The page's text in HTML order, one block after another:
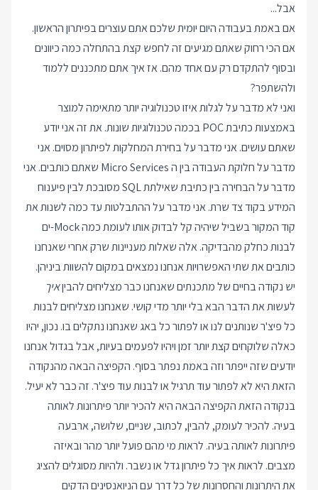
אבל...
אם באמת בעבודה היום יומית שלכם אתם עוצרים בפיתרון הראשון.
אם הכי רחוק שאתם מגיעים זה לחפש קצת בהתחלה כמה כיוונים
ובסוף להתקדם רק עם אחד מהם. אז איך אתם מתכננים ללמוד
ולהשתפר?
ואני לא מדבר על לגלות איזו טכנולוגיה יותר מתאימה למוצר
באמצעות כתיבת POC בכמה טכנולוגיות שונות. את זה אני יודע
שאתם עושים. אני מדבר על בחירת המחלקות לפיתרון מסוים. אני
מדבר על חלוקת העבודה בין ה Micro Services שאתם כותבים. אני
מדבר על הבחירה בין כתיבת שאילתת SQL מסובכת לבין פיענוח
המידע בקוד צד שרת. אני מדבר על ההתבלטות עד כמה לשנות את
קוד המקור בשביל שיהיה קל לבדוק אותו לעומת כמה Mock-ים
לבנות כחלק מהבדיקה. אלה שאלות מעניינות שרק אחרי שאנחנו
כותבים את שתי האפשרויות אנחנו נמצאים במקום להשוות ביניהן.
יש נקודה בחיים של מתכנתים שאנחנו כבר מצליחים להביןאיך
לעשות את הדבר הבא בלי יותר מדי קושי. שאנחנו מצליחים לבנות
כל פיצ'ר שנותנים לנו או לפתור כל באג שאנחנו נתקלים בו. נכון, יהיו
כאלה שלוקחים קצת יותר זמן ויהיו לפעמים בעיות, אבל בגדול אנחנו
יודעים שזה ייפתר וזה באמת נפתר בסוף. הקפיצה הבאה מהנקודה
הזאת היא לא לפתור עוד תרגיל או לבנות עוד פיצ'ר. זה כבר לא יעיל.
בנקודה הזאת הקפיצה הבאה היא להכיר יותר פיתרונות לאותה
בעיה. להכיר לעומק, להבין, לכתוב, שניים, שלושה, ארבעה
פיתרונות לאותה בעיה. לראות מי מהם פועל יותר מהר ובאיזה
מצבים. לראות איך כל פיתרון גדל או נשבר. ולהיות מסוגלים להציג
את היתרונות והחסרונות של כל דרך עם הניואנסינים הדקים